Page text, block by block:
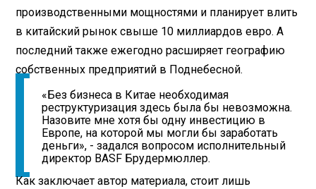
производственными мощностями и планирует влить
в китайский рынок свыше 10 миллиардов евро. А
последний также ежегодно расширяет географию
собственных предприятий в Поднебесной.
«Без бизнеса в Китае необходимая
реструктуризация здесь была бы невозможна.
Назовите мне хотя бы одну инвестицию в
Европе, на которой мы могли бы заработать
деньги», - задался вопросом исполнительный
директор BASF Брудермюллер.
Как заключает автор материала, стоит лишь